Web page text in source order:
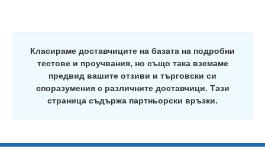
Класираме доставчиците на базата на подробни
тестове и проучвания, но също така вземаме
предвид вашите отзиви и търговски си
споразумения с различните доставчици. Тази
страница съдържа партньорски връзки.